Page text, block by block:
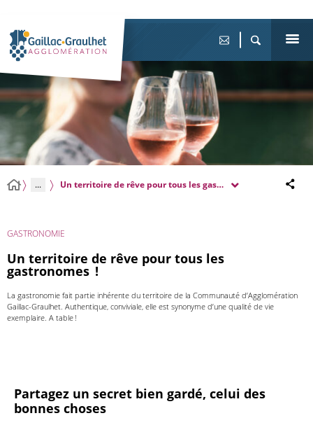
... Un territoire de rêve pour tous les gastronomes !
GASTRONOMIE
Un territoire de rêve pour tous les
gastronomes !
La gastronomie fait partie inhérente du territoire de la Communauté d’Agglomération
Gaillac-Graulhet. Authentique, conviviale, elle est synonyme d’une qualité de vie
exemplaire. A table !
Partagez un secret bien gardé, celui des
bonnes choses